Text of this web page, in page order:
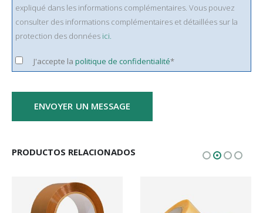
expliqué dans les informations complémentaires. Vous pouvez
consulter des informations complémentaires et détaillées sur la
protection des données ici.
J'accepte la politique de confidentialité*
PRODUCTOS RELACIONADOS